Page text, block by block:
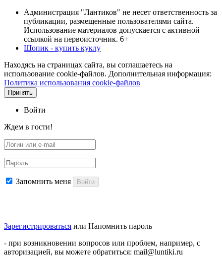
Администрация "Лантиков" не несет ответственность за
публикации, размещенные пользователями сайта.
Использование материалов допускается с активной
ссылкой на первоисточник. 6+
Шопик - купить куклу
Находясь на страницах сайта, вы соглашаетесь на
использование cookie-файлов. Дополнительная информация:
Политика использования cookie-файлов
Принять
Войти
Ждем в гости!
Запомнить меня Войти
Зарегистрироваться или Напомнить пароль
- при возникновении вопросов или проблем, например, с
авторизацией, вы можете обратиться: mail@luntiki.ru